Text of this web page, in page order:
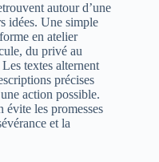
autour d’une
idées. Une simple
en atelier
du privé au
textes alternent
précises
action possible.
les promesses
et la